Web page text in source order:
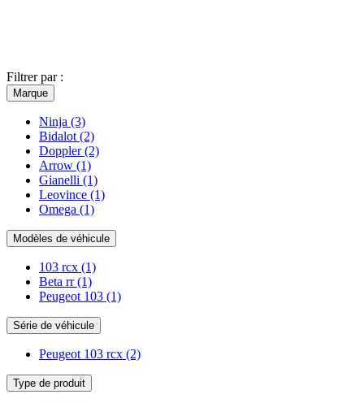
Filtrer par :
Marque
Ninja (3)
Bidalot (2)
Doppler(2)
Arrow (1)
Gianelli (1)
Leovince (1)
Omega (1)
Modèles de véhicule
103 rcx (1)
Beta rr(1)
Peugeot 103 (1)
Série de véhicule
Peugeot 103 rcx (2)
Type de produit